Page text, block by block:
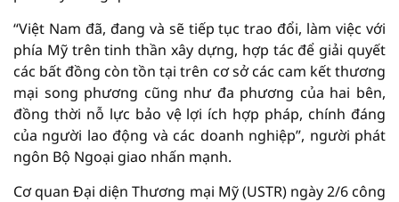
“Việt Nam đã, đang và sẽ tiếp tục trao đổi, làm việc với
phía Mỹ trên tinh thần xây dựng, hợp tác để giải quyết
các bất đồng còn tồn tại trên cơ sở các cam kết thương
mại song phương cũng như đa phương của hai bên,
đồng thời nỗ lực bảo vệ lợi ích hợp pháp, chính đáng
của người lao động và các doanh nghiệp”, người phát
ngôn Bộ Ngoại giao nhấn mạnh.
Cơ quan Đại diện Thương mại Mỹ (USTR) ngày 2/6 công